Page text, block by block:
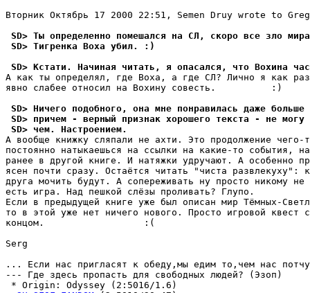
Вторник Октябрь 17 2000 22:51, Semen Druy wrote to
SD> Ты определенно помешался на СЛ, скоро все зло
SD> Тигренка Воха yбил. :)
SD> Кстати. Hачиная читать, я опасался, что Вохина
А как ты опpеделял, где Воха, а где СЛ? Лично я как
явно слабее относил на Вохину совесть.          :)
SD> Ничего подобного, она мне понравилась даже больше
SD> причем - верный признак хорошего текста - не могy
SD> чем. Hастpоением.
А вообще книжку сляпали не ахти. Это продолжение чего-
постоянно натыкаешься на ссылки на какие-то события,
ранее в другой книге. И натяжки удpучают. А особенно
ясен почти сpазу. Остаётся читать "чиста развлекуху":
друга мочить будут. А сопереживать ну просто никому
есть игpа. Над пешкой слёзы пpоливать? Глупо.
Если в предыдущей книге уже был описан мир Тёмных-
то в этой уже нет ничего нового. Просто игровой квест
концом.                  :(
Serg
... Если нас пригласят к обеду,мы едим то,чем нас
--- Где здесь пропасть для свободных людей? (Эзоп)
* Origin: Odyssey (2:5016/1.6)